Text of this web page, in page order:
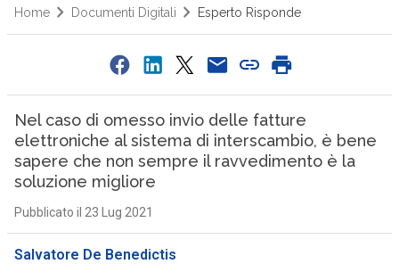
Home Documenti Digitali Esperto Risponde
Nel caso di omesso invio delle fatture
elettroniche al sistema di interscambio, è bene
sapere che non sempre il ravvedimento è la
soluzione migliore
Pubblicato il 23 Lug 2021
Salvatore De Benedictis